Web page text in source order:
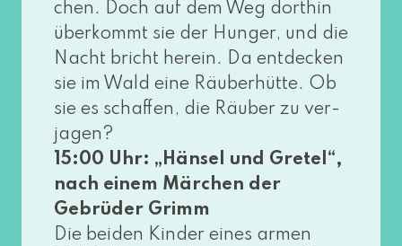
chen. Doch auf dem Weg dort­hin
über­kommt sie der Hunger, und die
Nacht bricht her­ein. Da ent­de­cken
sie im Wald eine Räuberhütte. Ob
sie es schaf­fen, die Räuber zu ver­
ja­gen?
15:00 Uhr: „Hänsel und Gretel“,
nach einem Märchen der
Gebrüder Grimm
Die bei­den Kinder eines armen